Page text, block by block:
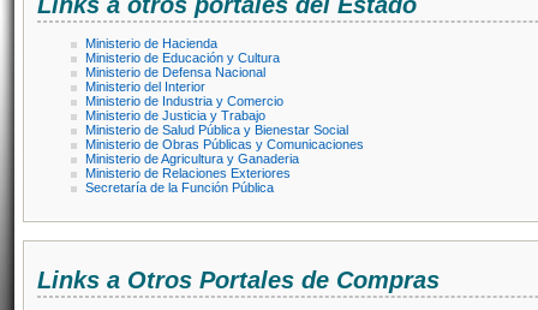
Ministerio de Hacienda
Ministerio de Educación y Cultura
Ministerio de Defensa Nacional
Ministerio del Interior
Ministerio de Industria y Comercio
Ministerio de Justicia y Trabajo
Ministerio de Salud Pública y Bienestar Social
Ministerio de Obras Públicas y Comunicaciones
Ministerio de Agricultura y Ganaderia
Ministerio de Relaciones Exteriores
Secretaría de la Función Pública
Links a Otros Portales de Compras